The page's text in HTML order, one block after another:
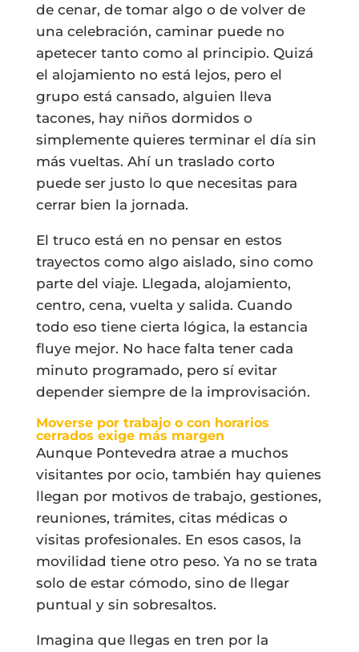
de cenar, de tomar algo o de volver de
una celebración, caminar puede no
apetecer tanto como al principio. Quizá
el alojamiento no está lejos, pero el
grupo está cansado, alguien lleva
tacones, hay niños dormidos o
simplemente quieres terminar el día sin
más vueltas. Ahí un traslado corto
puede ser justo lo que necesitas para
cerrar bien la jornada.
El truco está en no pensar en estos
trayectos como algo aislado, sino como
parte del viaje. Llegada, alojamiento,
centro, cena, vuelta y salida. Cuando
todo eso tiene cierta lógica, la estancia
fluye mejor. No hace falta tener cada
minuto programado, pero sí evitar
depender siempre de la improvisación.
Moverse por trabajo o con horarios
cerrados exige más margen
Aunque Pontevedra atrae a muchos
visitantes por ocio, también hay quienes
llegan por motivos de trabajo, gestiones,
reuniones, trámites, citas médicas o
visitas profesionales. En esos casos, la
movilidad tiene otro peso. Ya no se trata
solo de estar cómodo, sino de llegar
puntual y sin sobresaltos.
Imagina que llegas en tren por la